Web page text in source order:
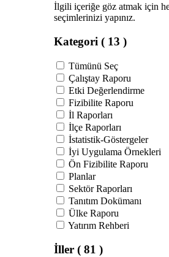
İlgili içeriğe göz atmak için
seçimlerinizi yapınız.
Kategori ( 13 )
Tümünü Seç
Çalıştay Raporu
Etki Değerlendirme
Fizibilite Raporu
İl Raporları
İlçe Raporları
İstatistik-Göstergeler
İyi Uygulama Örnekleri
Ön Fizibilite Raporu
Planlar
Sektör Raporları
Tanıtım Dokümanı
Ülke Raporu
Yatırım Rehberi
İller ( 81 )